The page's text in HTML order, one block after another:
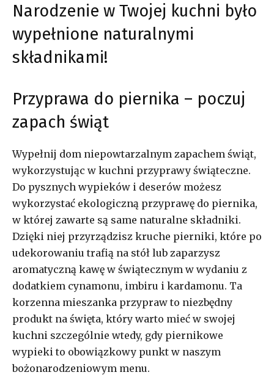
Narodzenie w Twojej kuchni było
wypełnione naturalnymi
składnikami!
Przyprawa do piernika – poczuj
zapach świąt
Wypełnij dom niepowtarzalnym zapachem świąt,
wykorzystując w kuchni przyprawy świąteczne.
Do pysznych wypieków i deserów możesz
wykorzystać ekologiczną przyprawę do piernika,
w której zawarte są same naturalne składniki.
Dzięki niej przyrządzisz kruche pierniki, które po
udekorowaniu trafią na stół lub zaparzysz
aromatyczną kawę w świątecznym w wydaniu z
dodatkiem cynamonu, imbiru i kardamonu. Ta
korzenna mieszanka przypraw to niezbędny
produkt na święta, który warto mieć w swojej
kuchni szczególnie wtedy, gdy piernikowe
wypieki to obowiązkowy punkt w naszym
bożonarodzeniowym menu.